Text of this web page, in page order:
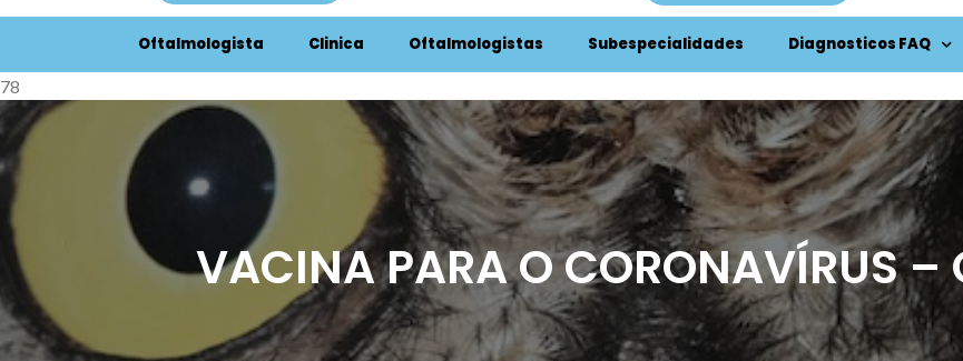
Oftalmologista Clinica Oftalmologistas Subespecialidades Diagnosticos FAQ
78
VACINA PARA O CORONAVÍRUS –